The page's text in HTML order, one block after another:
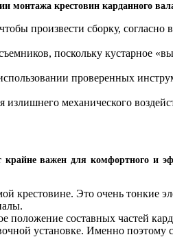
монтажа крестовин карданного
произвести сборку,
поскольку кустарное
проверенных
механического
важен для комфортного и
крестовине. Это очень тонкие
составных частей
установке. Именно поэтому